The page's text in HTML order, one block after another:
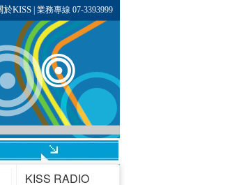
於KISS| 業務專線 07-3393999